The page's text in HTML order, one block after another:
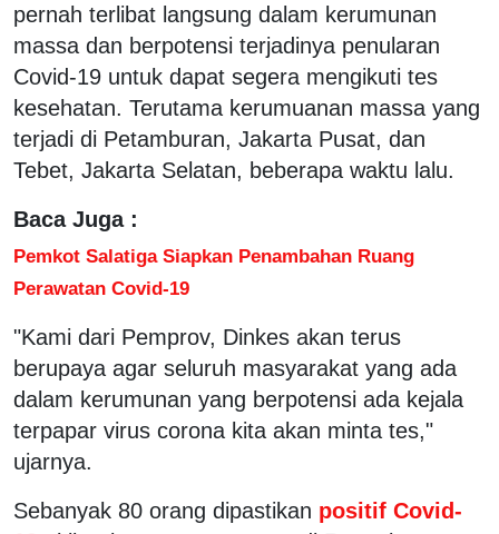
pernah terlibat langsung dalam kerumunan
massa dan berpotensi terjadinya penularan
Covid-19 untuk dapat segera mengikuti tes
kesehatan. Terutama kerumuanan massa yang
terjadi di Petamburan, Jakarta Pusat, dan
Tebet, Jakarta Selatan, beberapa waktu lalu.
Baca Juga :
Pemkot Salatiga Siapkan Penambahan Ruang
Perawatan Covid-19
"Kami dari Pemprov, Dinkes akan terus
berupaya agar seluruh masyarakat yang ada
dalam kerumunan yang berpotensi ada kejala
terpapar virus corona kita akan minta tes,"
ujarnya.
Sebanyak 80 orang dipastikan positif Covid-